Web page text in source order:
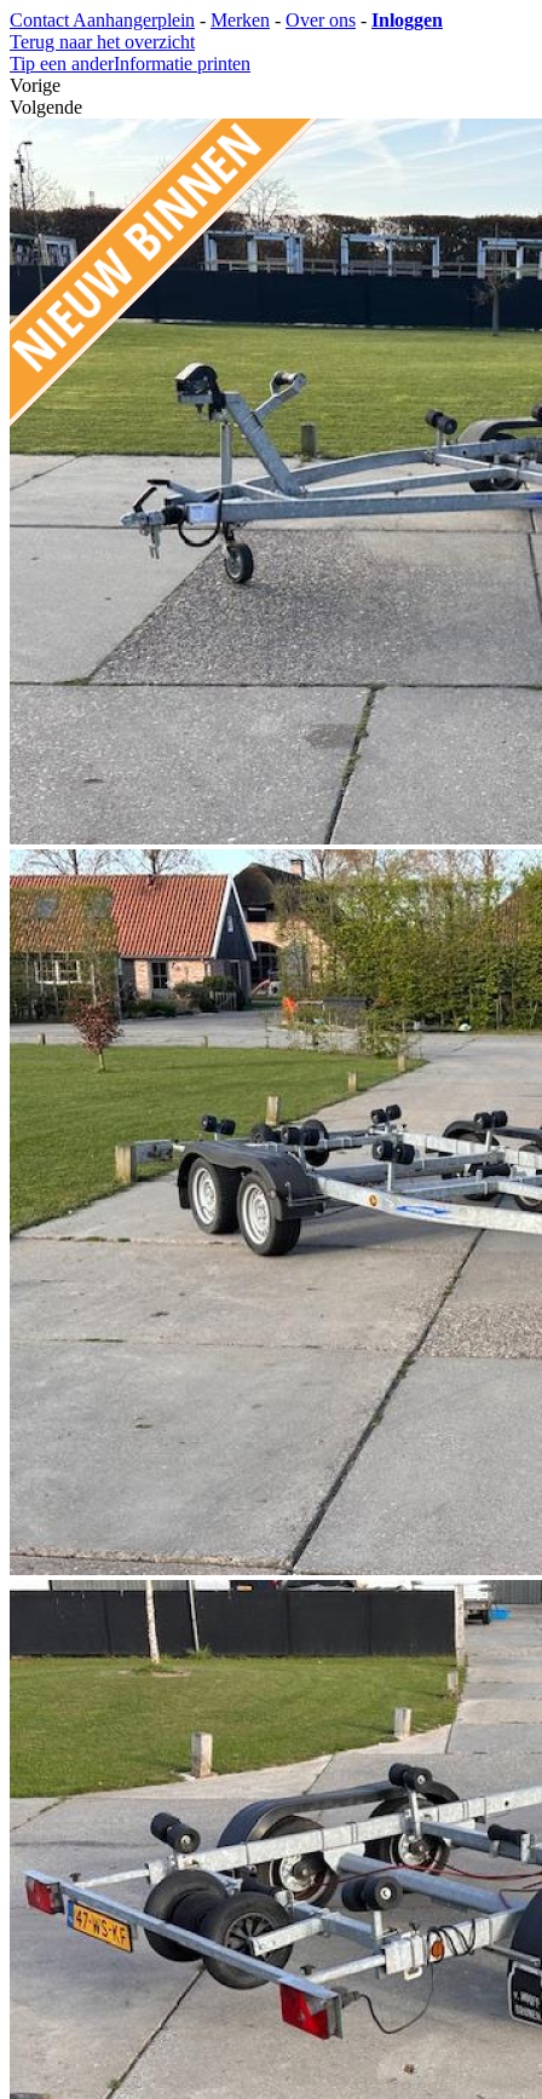
Contact Aanhangerplein - Merken - Over ons - Inloggen
Terug naar het overzicht
Tip een anderInformatie printen
Vorige
Volgende